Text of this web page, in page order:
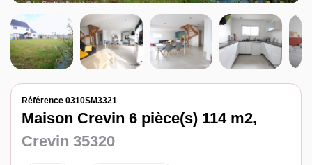
Contact
Référence 0310SM3321
Maison Crevin 6 pièce(s) 114 m2,
Crevin 35320